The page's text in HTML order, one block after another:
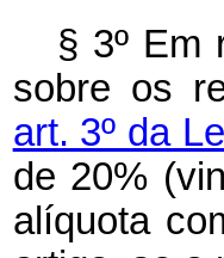
§ 3º Em
sobre os
art. 3º da
de 20%
alíquota